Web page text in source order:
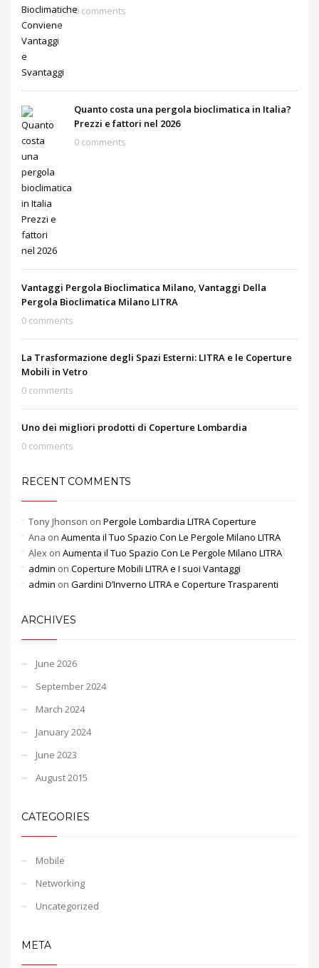
0 comments
Quanto costa una pergola bioclimatica in Italia?
Prezzi e fattori nel 2026
0 comments
Vantaggi Pergola Bioclimatica Milano, Vantaggi Della
Pergola Bioclimatica Milano LITRA
0 comments
La Trasformazione degli Spazi Esterni: LITRA e le Coperture
Mobili in Vetro
0 comments
Uno dei migliori prodotti di Coperture Lombardia
0 comments
RECENT COMMENTS
Tony Jhonson on Pergole Lombardia LITRA Coperture
Ana on Aumenta il Tuo Spazio Con Le Pergole Milano LITRA
Alex on Aumenta il Tuo Spazio Con Le Pergole Milano LITRA
admin on Coperture Mobili LITRA e I suoi Vantaggi
admin on Gardini D’Inverno LITRA e Coperture Trasparenti
ARCHIVES
June 2026
September 2024
March 2024
January 2024
June 2023
August 2015
CATEGORIES
Mobile
Networking
Uncategorized
META